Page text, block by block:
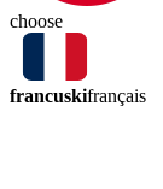
choose
francuskifrançais